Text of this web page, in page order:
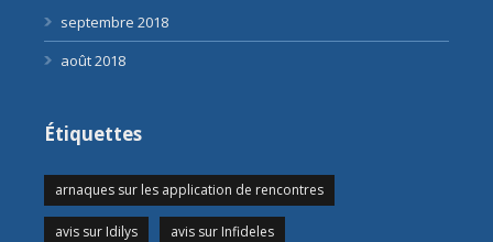
septembre 2018
août 2018
Étiquettes
arnaques sur les application de rencontres
avis sur Idilys avis sur Infideles